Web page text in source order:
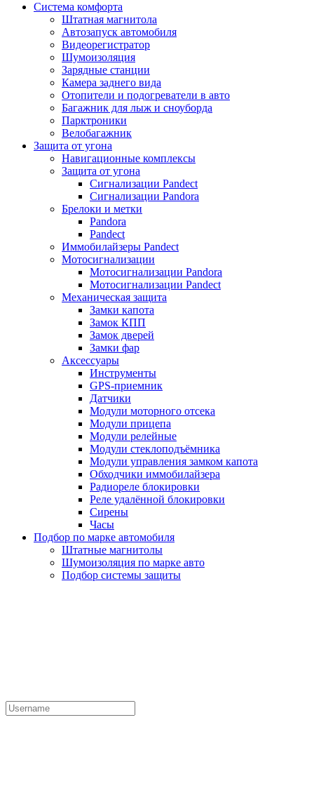
Система комфорта
Штатная магнитола
Автозапуск автомобиля
Видеорегистратор
Шумоизоляция
Зарядные станции
Камера заднего вида
Отопители и подогреватели в авто
Багажник для лыж и сноуборда
Парктроники
Велобагажник
Защита от угона
Навигационные комплексы
Защита от угона
Сигнализации Pandect
Сигнализации Pandora
Брелоки и метки
Pandora
Pandect
Иммобилайзеры Pandect
Мотосигнализации
Мотосигнализации Pandora
Мотосигнализации Pandect
Механическая защита
Замки капота
Замок КПП
Замок дверей
Замки фар
Аксессуары
Инструменты
GPS-приемник
Датчики
Модули моторного отсека
Модули прицепа
Модули релейные
Модули стеклоподъёмника
Модули управления замком капота
Обходчики иммобилайзера
Радиореле блокировки
Реле удалённой блокировки
Сирены
Часы
Подбор по марке автомобиля
Штатные магнитолы
Шумоизоляция по марке авто
Подбор системы защиты